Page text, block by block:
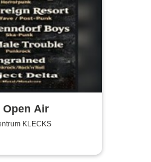
Open Air
KLECKS